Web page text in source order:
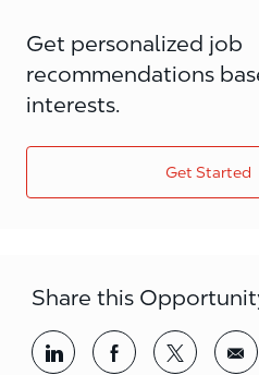
Get personalized job
recommendations
interests.
Get Started
Share this
Share via LinkedIn
Share viaShare